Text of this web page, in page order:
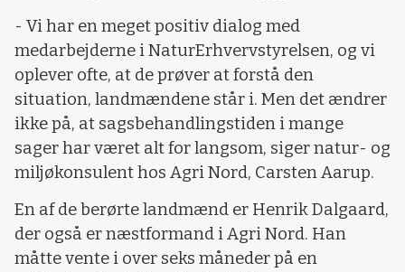
- Vi har en meget positiv dialog med
medarbejderne i NaturErhvervstyrelsen, og vi
oplever ofte, at de prøver at forstå den
situation, landmændene står i. Men det ændrer
ikke på, at sagsbehandlingstiden i mange
sager har været alt for langsom, siger natur- og
miljøkonsulent hos Agri Nord, Carsten Aarup.
En af de berørte landmænd er Henrik Dalgaard,
der også er næstformand i Agri Nord. Han
måtte vente i over seks måneder på en